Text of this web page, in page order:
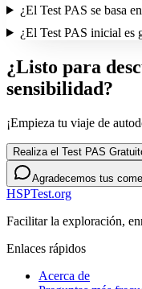
¿El Test PAS se basa
¿El Test PAS inicial es
¿Listo para
sensibilidad?
¡Empieza tu viaje de
Realiza el Test PAS
Agradecemos tus
HSPTest.org
Facilitar la exploración,
Enlaces rápidos
Acerca de